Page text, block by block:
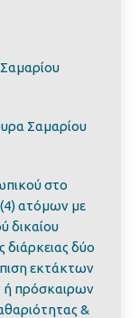
Σαμαρίoυ
στο
ατόμων με
δικαίου
διάρκειας δύο
εκτάκτων
ή πρόσκαιρων
&